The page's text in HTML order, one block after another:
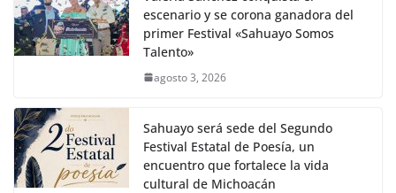
escenario y se corona ganadora del
primer Festival «Sahuayo Somos
Talento»
agosto 3, 2026
Sahuayo será sede del Segundo
Festival Estatal de Poesía, un
encuentro que fortalece la vida
cultural de Michoacán